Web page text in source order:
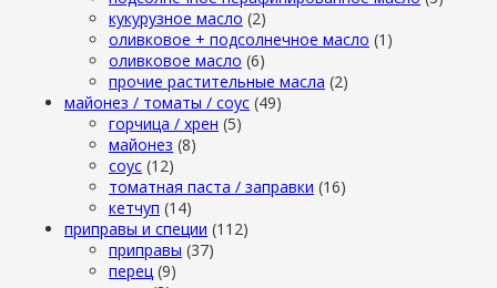
кукурузное масло (2)
оливковое + подсолнечное масло (1)
оливковое масло (6)
прочие растительные масла (2)
майонез / томаты / соус (49)
горчица / хрен (5)
майонез (8)
соус (12)
томатная паста / заправки (16)
кетчуп (14)
приправы и специи (112)
приправы (37)
перец (9)